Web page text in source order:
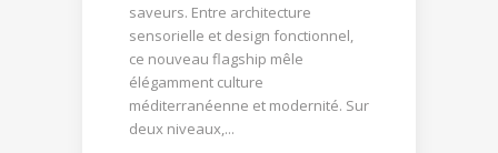
saveurs. Entre architecture
sensorielle et design fonctionnel,
ce nouveau flagship mêle
élégamment culture
méditerranéenne et modernité. Sur
deux niveaux,...